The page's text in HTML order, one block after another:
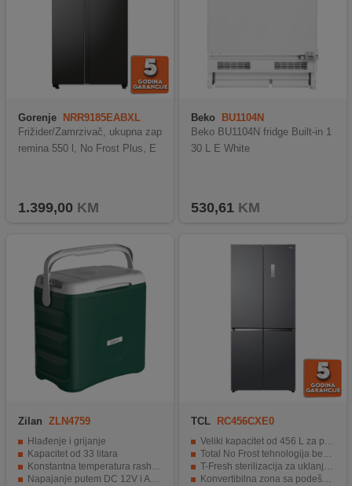
Gorenje
NRR9185EABXL
Frižider/Zamrzivač, ukupna zap
remina 550 l, No Frost Plus, E
1.399,00 KM
Beko
BU1104N
Beko BU1104N fridge Built-in 1
30 L E White
530,61KM
Zilan ZLN4759
Hlađenje i grijanje
Kapacitet od 33 litara
Konstantna temperatura rashladne komore
Napajanje putem DC 12V i AC 230V
TCL RC456CXE0
Veliki kapacitet od 456 L za pohranu većih količina namirnica
Total No Frost tehnologija bez stvaranja leda
T-Fresh sterilizacija za uklanjanje do 99.99% bakterija
Konvertibilna zona sa podešavanjem temperature od 5 °C do −20 °C